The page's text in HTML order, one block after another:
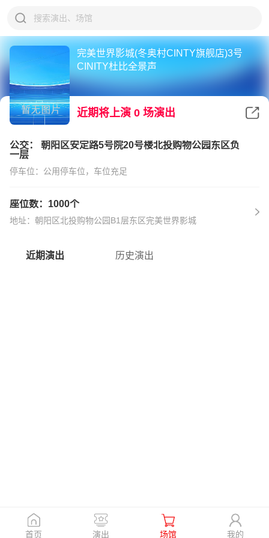
完美世界影城(冬奥村CINTY旗舰店)3号
CINITY杜比全景声
近期将上演 0 场演出
公交： 朝阳区安定路5号院20号楼北投购物公园东区负
一层
停车位：公用停车位，车位充足
座位数：1000个
地址：朝阳区北投购物公园B1层东区完美世界影城
近期演出 历史演出
首页 演出 场馆 我的